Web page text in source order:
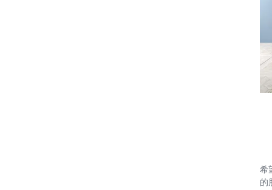
希
的